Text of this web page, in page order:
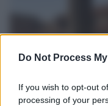
Do Not Process
If you wish to opt-out
processing of your